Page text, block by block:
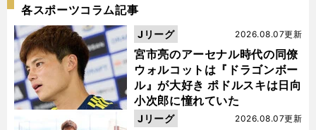
各スポーツコラム記事
宮市亮のアーセナル時代の同僚
ウォルコットは『ドラゴンボー
ル』が大好き ポドルスキは日向
小次郎に憧れていた
2026.08.07更新
Jリーグ
2026.08.07更新
Jリーグ